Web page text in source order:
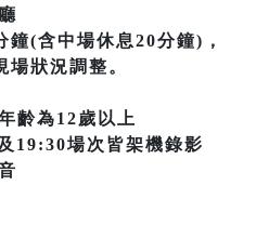
(含中場休息20分鐘)，
狀況調整。
齡為12歲以上
場次皆架機錄影